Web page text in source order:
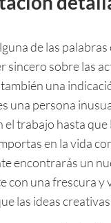
de las
sincero sobre las
también una
una persona
trabajo hasta que
en la vida
encontrarás un
con una frescura y
las ideas